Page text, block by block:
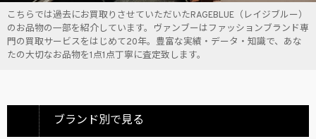
こちらでは過去にお買取りさせていただいたRAGEBLUE（レイジブルー）
のお品物の一部を紹介しています。ヴァンブーはファッションブランド専
門の買取サービスをはじめて20年。豊富な実績・データ・知識で、あな
たの大切なお品物を1点1点丁寧に査定致します。
ブランド別で見る